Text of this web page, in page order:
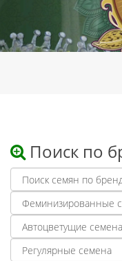
Поиск по